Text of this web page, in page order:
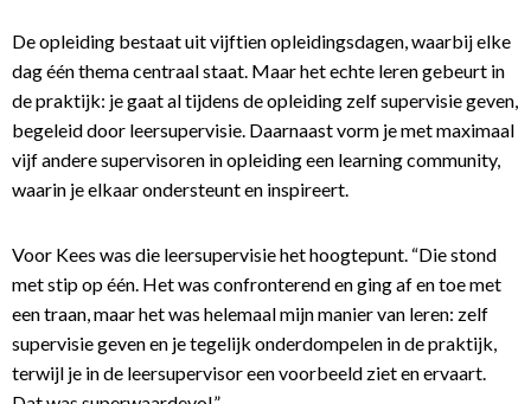
De opleiding bestaat uit vijftien opleidingsdagen, waarbij elke
dag één thema centraal staat. Maar het echte leren gebeurt in
de praktijk: je gaat al tijdens de opleiding zelf supervisie geven,
begeleid door leersupervisie. Daarnaast vorm je met maximaal
vijf andere supervisoren in opleiding een learning community,
waarin je elkaar ondersteunt en inspireert.
Voor Kees was die leersupervisie het hoogtepunt. “Die stond
met stip op één. Het was confronterend en ging af en toe met
een traan, maar het was helemaal mijn manier van leren: zelf
supervisie geven en je tegelijk onderdompelen in de praktijk,
terwijl je in de leersupervisor een voorbeeld ziet en ervaart.